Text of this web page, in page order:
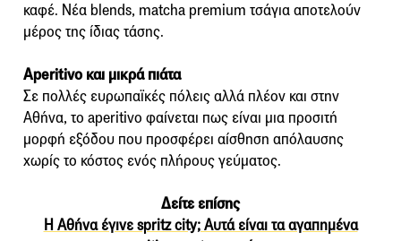
καφέ. Νέα blends, matcha premium τσάγια αποτελούν
μέρος της ίδιας τάσης.
Aperitivo και μικρά πιάτα
Σε πολλές ευρωπαϊκές πόλεις αλλά πλέον και στην
Αθήνα, το aperitivo φαίνεται πως είναι μια προσιτή
μορφή εξόδου που προσφέρει αίσθηση απόλαυσης
χωρίς το κόστος ενός πλήρους γεύματος.
Δείτε επίσης
Η Αθήνα έγινε spritz city; Αυτά είναι τα αγαπημένα